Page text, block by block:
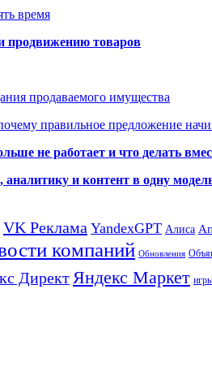
время
продвижению товаров
продаваемого имущества
правильное предложение
не работает и что делать
и контент в одну
VK Реклама YandexGPT Алиса
компаний Обновления
Директ Яндекс Маркет